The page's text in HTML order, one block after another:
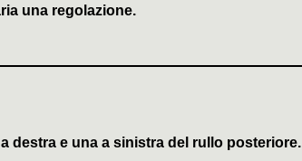
una regolazione.
destra e una a sinistra del rullo posteriore.